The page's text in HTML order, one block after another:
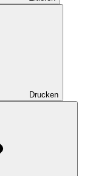
Drucken